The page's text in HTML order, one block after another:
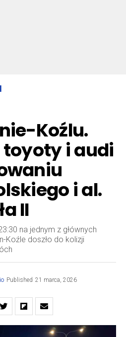
Koźlu.
toyoty i audi
i al.
II
na jednym z głównych
Koźle doszło do kolizji
Published 21 marca, 2026